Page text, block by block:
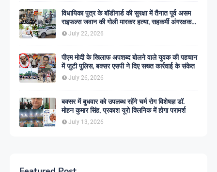
विधायिका पुत्र के बॉडीगार्ड की सुरक्षा में तैनात पूर्व असम
राइफल्स जवान की गोली मारकर हत्या, सहकर्मी अंगरक्षक
गिरफ्तार
July 22, 2026
पीएम मोदी के खिलाफ अपशब्द बोलने वाले युवक की पहचान
में जुटी पुलिस, बक्सर एसपी ने दिए सख्त कार्रवाई के संकेत
July 26, 2026
बक्सर में बुधवार को उपलब्ध रहेंगे चर्म रोग विशेषज्ञ डॉ.
मोहन कुमार सिंह, प्रकाश यूरो क्लिनिक में होगा परामर्श
July 13, 2026